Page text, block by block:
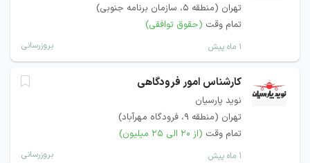
تهران (منطقه ۵، سازمان برنامه جنوبی)
تمام وقت (حقوق توافقی)
۱ ماه پیش بروزرسانی
کارشناس امور فرودگاهی
نوید پارسیان
تهران (منطقه ۹، فرودگاه مهرآباد)
تمام وقت (از ۲۰ الی ۲۵ میلیون)
۱ ماه پیش بروزرسانی